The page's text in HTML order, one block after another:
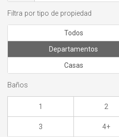
Filtra por tipo de propiedad
Todos
Departamentos
Casas
Baños
1 2
3 4+